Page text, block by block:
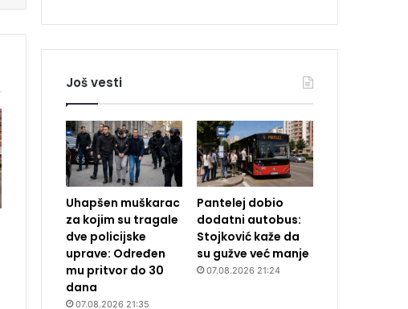
Još vesti
Uhapšen muškarac
za kojim su tragale
dve policijske
uprave: Određen
mu pritvor do 30
dana
07.08.2026 21:35
Pantelej dobio
dodatni autobus:
Stojković kaže da
su gužve već manje
07.08.2026 21:24